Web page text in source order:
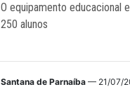
O equipamento educacional
250 alunos
Santana de Parnaíba— 21/07/